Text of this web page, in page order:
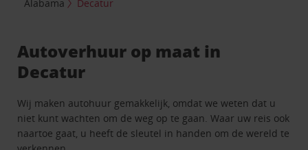
Alabama
Decatur
Autoverhuur op maat in
Decatur
Wij maken autohuur gemakkelijk, omdat we weten dat u
niet kunt wachten om de weg op te gaan. Waar uw reis ook
naartoe gaat, u heeft de sleutel in handen om de wereld te